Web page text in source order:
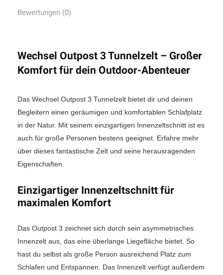
Bewertungen (0)
Wechsel Outpost 3 Tunnelzelt – Großer
Komfort für dein Outdoor-Abenteuer
Das Wechsel Outpost 3 Tunnelzelt bietet dir und deinen
Begleitern einen geräumigen und komfortablen Schlafplatz
in der Natur. Mit seinem einzigartigen Innenzeltschnitt ist es
auch für große Personen bestens geeignet. Erfahre mehr
über dieses fantastische Zelt und seine herausragenden
Eigenschaften.
Einzigartiger Innenzeltschnitt für
maximalen Komfort
Das Outpost 3 zeichnet sich durch sein asymmetrisches
Innenzelt aus, das eine überlange Liegefläche bietet. So
hast du selbst als große Person ausreichend Platz zum
Schlafen und Entspannen. Das Innenzelt verfügt außerdem